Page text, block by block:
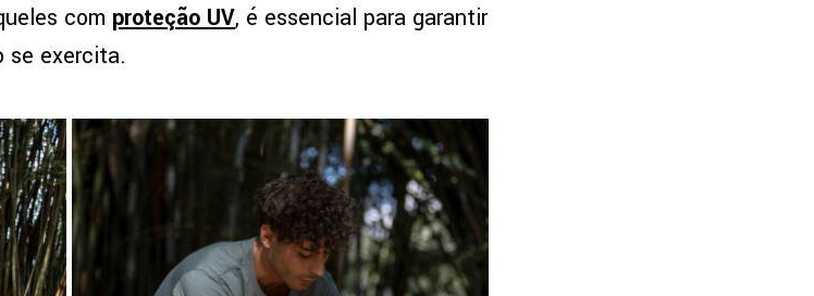
com proteção UV, é essencial para garantir
se exercita.